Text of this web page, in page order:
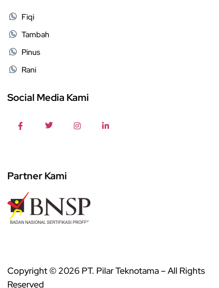
Fiqi
Tambah
Pinus
Rani
Social Media Kami
Partner Kami
Copyright © 2026 PT. Pilar Teknotama – All Rights
Reserved